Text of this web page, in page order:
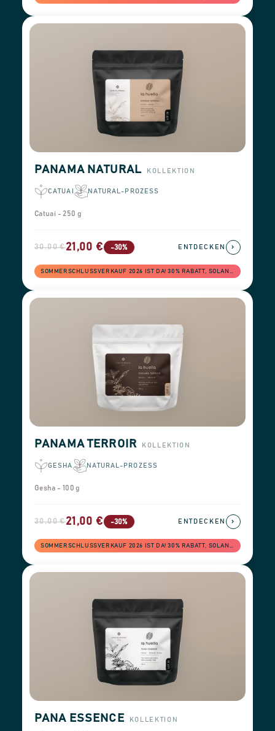
PANAMA NATURAL KOLLEKTION
CATUAI NATURAL-PROZESS
Catuai - 250 g
30,00 €21,00 € -30% ENTDECKEN ›
PANAMA TERROIR KOLLEKTION
GESHA NATURAL-PROZESS
Gesha - 100 g
30,00 €21,00 € -30% ENTDECKEN ›
PANA ESSENCE KOLLEKTION